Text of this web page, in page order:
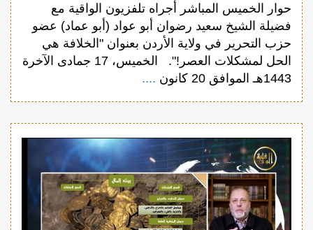
حوار الخميس المباشر أجراه تلفزيون الواقية مع
فضيلة الشيخ سعيد رضوان أبو عواد (أبو عماد) عضو
حزب التحرير في ولاية الأردن بعنوان "الخلافة هي
الحل لمشكلات العصر!". الخميس، 17 جمادى الآخرة
1443هـ الموافق 20 كانون
....